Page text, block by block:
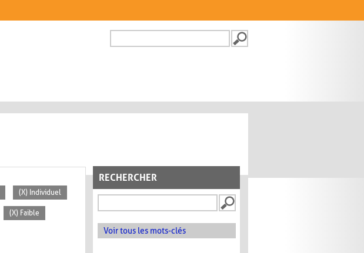
FORMULAIRE DE
RECHERCHER
Voir tous les mots-clés
(X) Individuel
(X) Faible